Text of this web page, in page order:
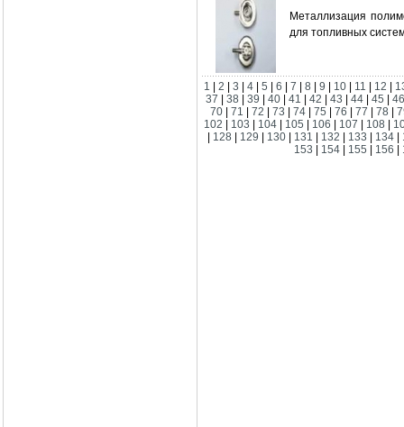
Металлизация
для топливных
1 2 3 4 5 6 7 8 9 10 11 12
37
|38 |39 |40 |41 |42 |43 |44 |45 |
70
71 72 73 74 75 76 77 78
102
103 104 105 106 107 108
128 129 130 131 132 133 134
153
154 155 156